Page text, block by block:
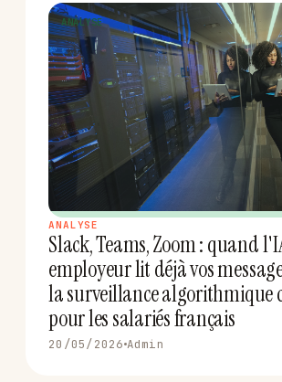
ANALYSE
ANALYSE
Slack, Teams, Zoom : quand
employeur lit déjà vos
la surveillance algorithmique
pour les salariés français
20/05/2026 Admin